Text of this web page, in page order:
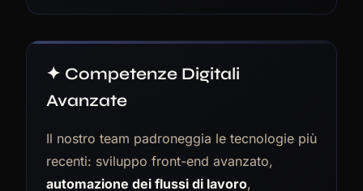
✦ Competenze Digitali
Avanzate
Il nostro team padroneggia le tecnologie più
recenti: sviluppo front-end avanzato,
automazione dei flussi di lavoro,